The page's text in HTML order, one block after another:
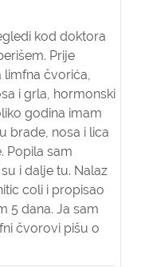
kod doktora
Prije
limfna čvorića,
i grla, hormonski
godina imam
brade, nosa i lica
Popila sam
i dalje tu. Nalaz
coli i propisao
5 dana. Ja sam
čvorovi pišu o